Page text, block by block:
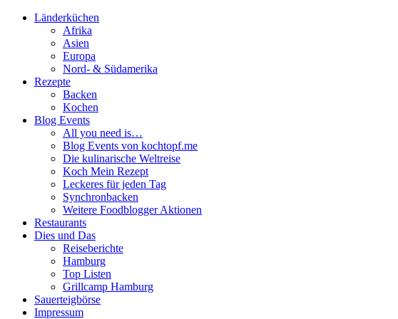
Länderküchen
Afrika
Asien
Europa
Nord- & Südamerika
Rezepte
Backen
Kochen
Blog Events
All you need is…
Blog Events von kochtopf.me
Die kulinarische Weltreise
Koch Mein Rezept
Leckeres für jeden Tag
Synchronbacken
Weitere Foodblogger Aktionen
Restaurants
Dies und Das
Reiseberichte
Hamburg
Top Listen
Grillcamp Hamburg
Sauerteigbörse
Impressum